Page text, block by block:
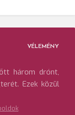
VÉLEMÉNY
három drónt,
Ezek közül